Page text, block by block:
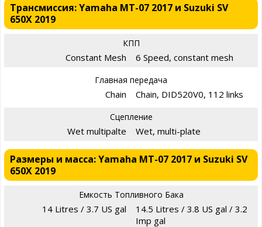
Трансмиссия: Yamaha MT-07 2017 и Suzuki SV
650X 2019
КПП
Constant Mesh 6 Speed, constant mesh
Главная передача
Chain Chain, DID520V0, 112 links
Сцепление
Wet multipalte Wet, multi-plate
Размеры и масса: Yamaha MT-07 2017 и Suzuki SV
650X 2019
Емкость Топливного Бака
14 Litres / 3.7 US gal
14.5 Litres / 3.8 US gal / 3.2
Imp gal